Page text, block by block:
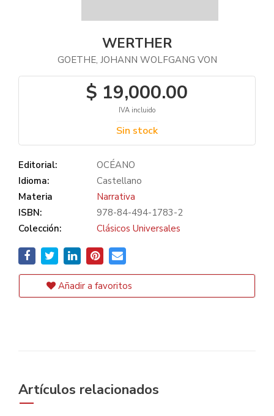
WERTHER
GOETHE, JOHANN WOLFGANG VON
$ 19,000.00
IVA incluido
Sin stock
Editorial:
OCÉANO
Idioma:
Castellano
Materia
Narrativa
ISBN:
978-84-494-1783-2
Colección:
Clásicos Universales
Añadir a favoritos
Artículos relacionados